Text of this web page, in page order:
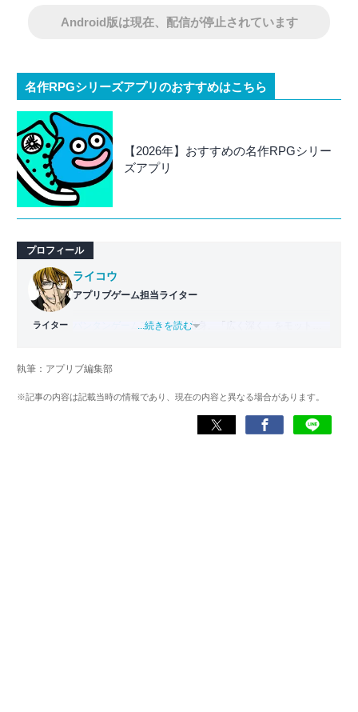
Android版は現在、配信が停止されています
名作RPGシリーズアプリのおすすめはこちら
【2026年】おすすめの名作RPGシリー
ズアプリ
プロフィール
ライター
ライコウ
アプリブゲーム担当ライター
バンタンゲームアカデミー 出身。「広く深く」をモットー
ゲームだけでも1,000本以上。ゲーム開発者を目指した経験
くして面白さを引き出し、人々に伝えるためゲームライタ
...続きを読む
執筆：アプリブ編集部
※記事の内容は記載当時の情報であり、現在の内容と異なる場合があります。